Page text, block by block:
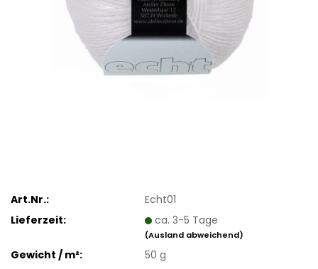
Art.Nr.:
Echt01
Lieferzeit:
ca. 3-5 Tage
(Ausland abweichend)
Gewicht / m²: 50 g